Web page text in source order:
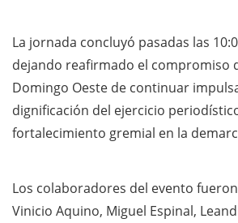
La jornada concluyó pasadas las
dejando reafirmado el compromiso
Domingo Oeste de continuar
dignificación del ejercicio
fortalecimiento gremial en la
Los colaboradores del evento
Vinicio Aquino, Miguel Espinal,